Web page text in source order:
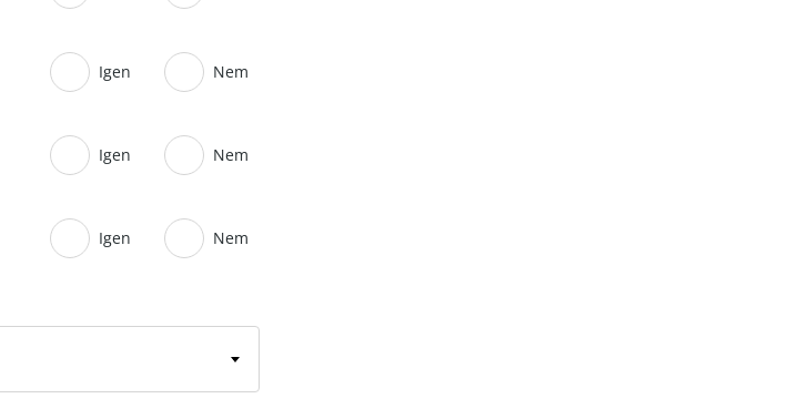
Igen Nem
Igen Nem
Igen Nem